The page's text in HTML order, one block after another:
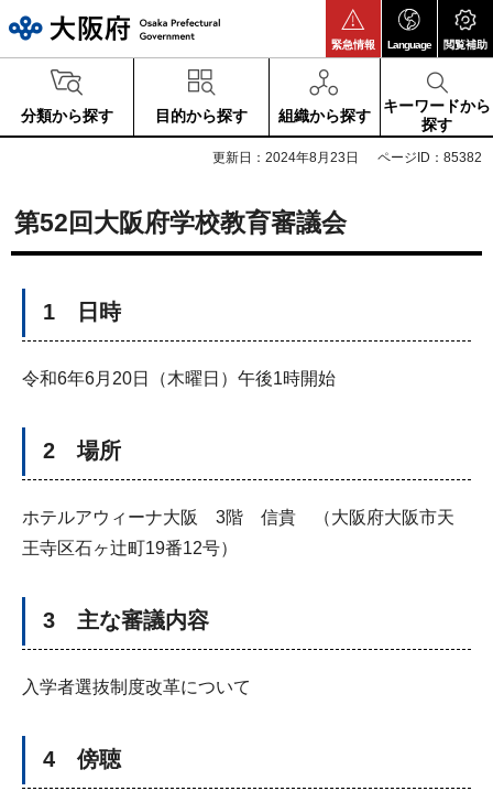
緊急情報 Language 閲覧補助
分類から探す 目的から探す 組織から探す
キーワードから
探す
更新日：2024年8月23日 ページID：85382
第52回大阪府学校教育審議会
1 日時
令和6年6月20日（木曜日）午後1時開始
2 場所
ホテルアウィーナ大阪 3階 信貴 （大阪府大阪市天
王寺区石ヶ辻町19番12号）
3 主な審議内容
入学者選抜制度改革について
4 傍聴